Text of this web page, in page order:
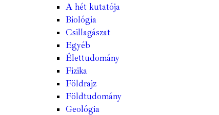
A hét kutatója
Biológia
Csillagászat
Egyéb
Élettudomány
Fizika
Földrajz
Földtudomány
Geológia